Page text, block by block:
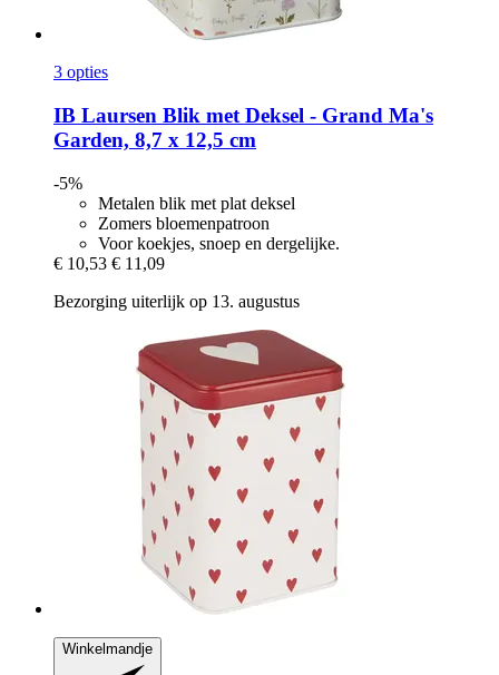
3 opties
IB Laursen Blik met Deksel -​ Grand Ma's
Garden, 8,7 x 12,5 cm
-5%
Metalen blik met plat deksel
Zomers bloemenpatroon
Voor koekjes, snoep en dergelijke.
€ 10,53 € 11,09
Bezorging uiterlijk op 13. augustus
Winkelmandje